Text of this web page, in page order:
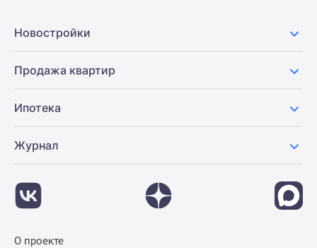
Новостройки
Продажа квартир
Ипотека
Журнал
О проекте